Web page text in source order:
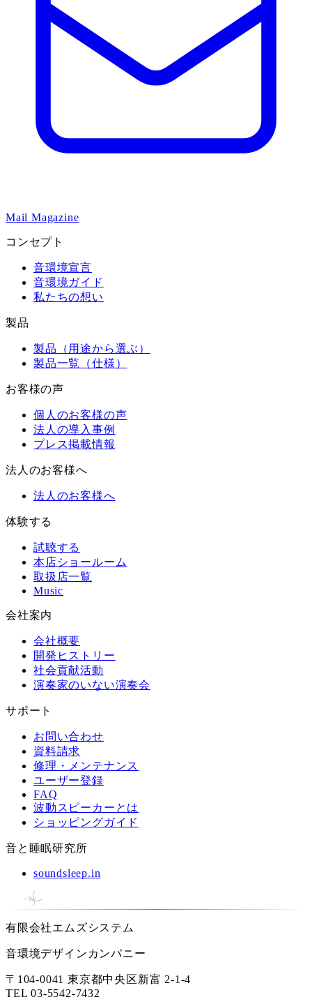
Mail Magazine
コンセプト
音環境宣言
音環境ガイド
私たちの想い
製品
製品（用途から選ぶ）
製品一覧（仕様）
お客様の声
個人のお客様の声
法人の導入事例
プレス掲載情報
法人のお客様へ
法人のお客様へ
体験する
試聴する
本店ショールーム
取扱店一覧
Music
会社案内
会社概要
開発ヒストリー
社会貢献活動
演奏家のいない演奏会
サポート
お問い合わせ
資料請求
修理・メンテナンス
ユーザー登録
FAQ
波動スピーカーとは
ショッピングガイド
音と睡眠研究所
soundsleep.in
有限会社エムズシステム
音環境デザインカンパニー
〒104-0041 東京都中央区新富 2-1-4
TEL03-5542-7432